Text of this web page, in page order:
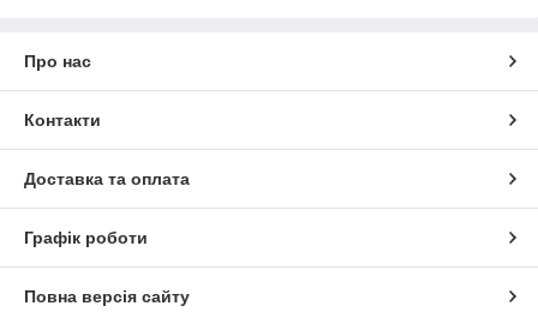
Про нас
Контакти
Доставка та оплата
Графік роботи
Повна версія сайту